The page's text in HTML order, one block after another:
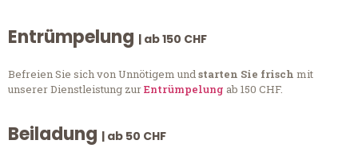
Entrümpelung | ab 150 CHF
Befreien Sie sich von Unnötigem undstarten Sie frisch mit
unserer Dienstleistung zurEntrümpelung ab 150 CHF.
Beiladung | ab 50 CHF